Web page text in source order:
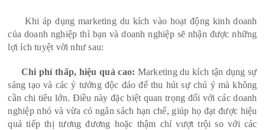
Khi áp dụng marketing du kích vào hoạt động kinh doanh
của doanh nghiệp thì bạn và doanh nghiệp sẽ nhận được những
lợi ích tuyệt vời như sau:
Chi phí thấp, hiệu quả cao: Marketing du kích tận dụng sự
sáng tạo và các ý tưởng độc đáo để thu hút sự chú ý mà không
cần chi tiêu lớn. Điều này đặc biệt quan trọng đối với các doanh
nghiệp nhỏ và vừa có ngân sách hạn chế, giúp họ đạt được hiệu
quả tiếp thị tương đương hoặc thậm chí vượt trội so với các